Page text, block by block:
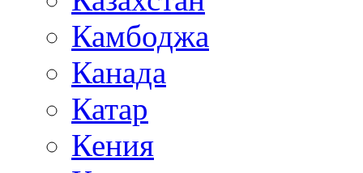
Камбоджа
Канада
Катар
Кения